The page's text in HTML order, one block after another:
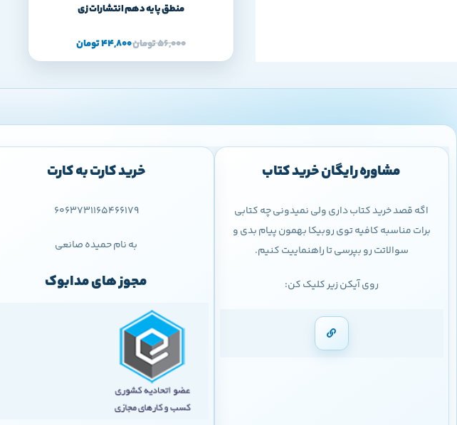
منطق پایه دهم انتشارات زی
56,000تومان44,800تومان
مشاوره رایگان خرید کتاب
اگه قصد خرید کتاب داری ولی نمیدونی چه کتابی
برات مناسبه کافیه توی روبیکا بهمون پیام بدی و
سوالاتت رو بپرسی تا راهنماییت کنیم.
روی آیکن زیر کلیک کن:
خرید کارت به کارت
6063731165466179
به نام حمیده صانعی
مجوز های مدابوک